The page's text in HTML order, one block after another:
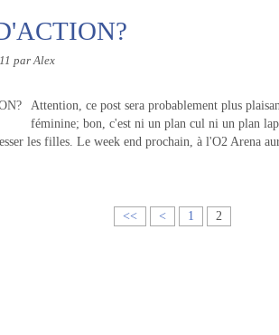
par Alex
Attention, ce post sera probablement plus
féminine; bon, c'est ni un plan cul ni un plan
les filles. Le week end prochain, à l'O2 Arena
<< < 1 2